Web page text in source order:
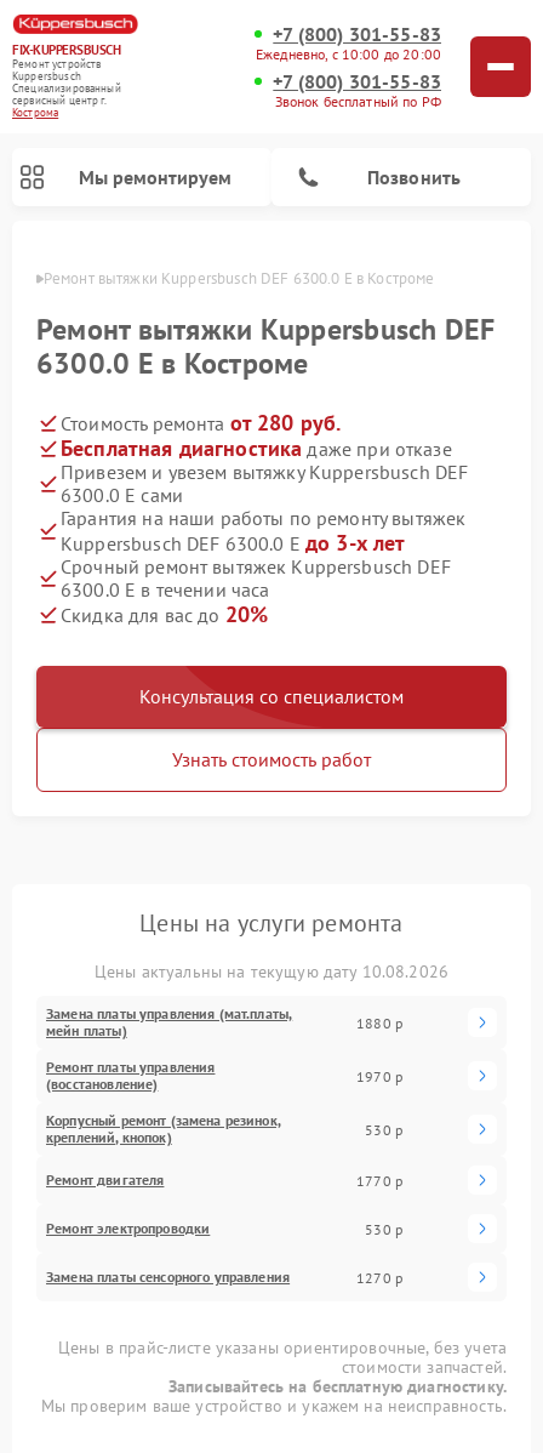
FIX-KUPPERSBUSCH
Ремонт устройств
Kuppersbusch
Специализированный
cервисный центр г.
Кострома
+7 (800) 301-55-83
Ежедневно, с 10:00 до 20:00
+7 (800) 301-55-83
Звонок бесплатный по РФ
Мы ремонтируем Позвонить
Ремонт вытяжки Kuppersbusch DEF 6300.0 E в Костроме
Ремонт вытяжки Kuppersbusch DEF
6300.0 E в Костроме
Стоимость ремонта от 280 руб.
Бесплатная диагностика даже при отказе
Привезем и увезем вытяжку Kuppersbusch DEF
6300.0 E сами
Гарантия на наши работы по ремонту вытяжек
Kuppersbusch DEF 6300.0 E до 3-х лет
Срочный ремонт вытяжек Kuppersbusch DEF
6300.0 E в течении часа
Скидка для вас до 20%
Консультация со специалистом
Узнать стоимость работ
Цены на услуги ремонта
Цены актуальны на текущую дату 10.08.2026
Замена платы управления (мат.платы,
мейн платы)
1880 р
Ремонт платы управления
(восстановление)
1970 р
Корпусный ремонт (замена резинок,
креплений, кнопок)
530 р
Ремонт двигателя 1770 р
Ремонт электропроводки 530 р
Замена платы сенсорного управления 1270 р
Цены в прайс-листе указаны ориентировочные, без учета
стоимости запчастей.
Записывайтесь на бесплатную диагностику.
Мы проверим ваше устройство и укажем на неисправность.